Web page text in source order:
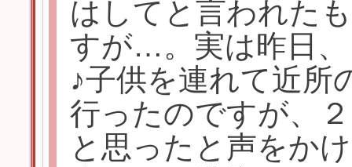
はしてと言われた
すが…。実は昨日
♪子供を連れて近所
行ったのですが、
と思ったと声をか